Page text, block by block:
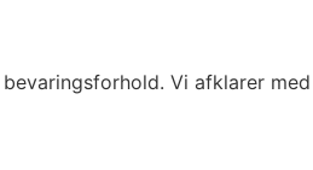
Vi afklarer